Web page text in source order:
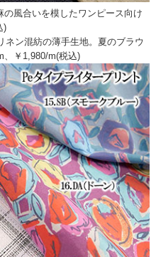
の風合いを模したワンピース向け
)
ネン混紡の薄手生地。夏のブラウ
、￥1,980/m(税込)